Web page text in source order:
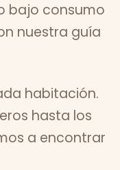
bajo consumo
nuestra guía
habitación.
hasta los
a encontrar